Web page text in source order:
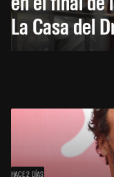
La Casa del
HACE 2 DÍAS